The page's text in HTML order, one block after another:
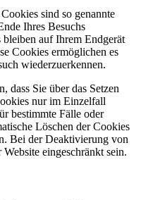
sind so genannte
Ihres Besuchs
auf Ihrem Endgerät
Cookies ermöglichen es
wiederzuerkennen.
dass Sie über das Setzen
nur im Einzelfall
bestimmte Fälle oder
Löschen der Cookies
Bei der Deaktivierung von
eingeschränkt sein.